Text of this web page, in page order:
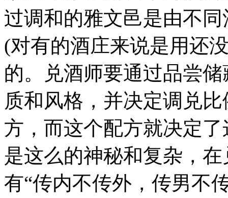
过调和的雅文邑是由不
(对有的酒庄来说是用还
的。兑酒师要通过品尝
质和风格，并决定调兑
方，而这个配方就决定
是这么的神秘和复杂，
有“传内不传外，传男不